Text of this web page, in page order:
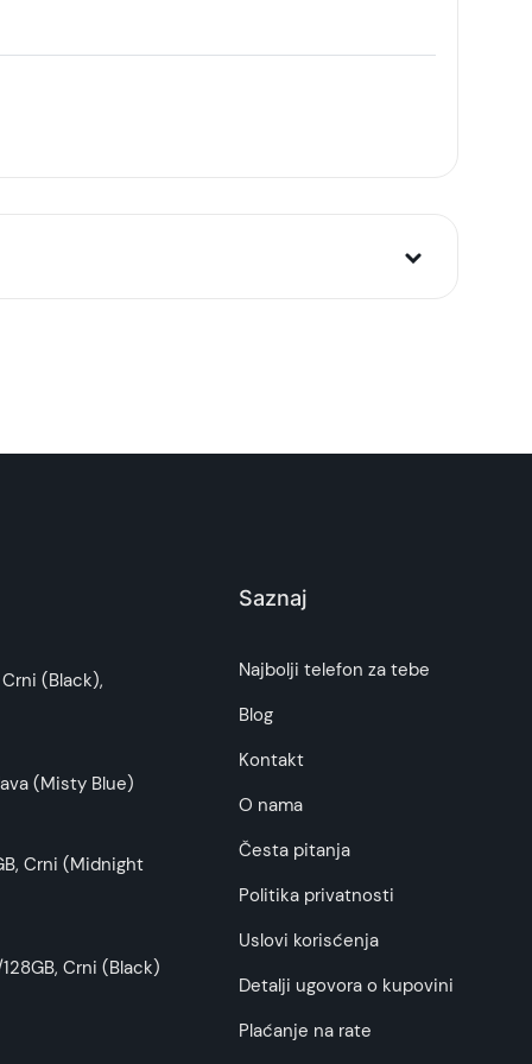
što tačnije i detaljnije ali ne može da
(Black),
(Misty Blue)
Crni (Midnight
Crni (Black)
Saznaj
Najbolji telefon za tebe
Blog
Kontakt
O nama
Česta pitanja
Politika privatnosti
Uslovi korisćenja
Detalji ugovora o kupovini
Plaćanje na rate